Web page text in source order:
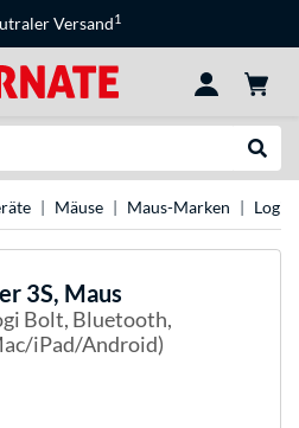
Versand1
Mäuse Maus-Marken
3S, Maus
Bolt, Bluetooth,
iPad/Android)